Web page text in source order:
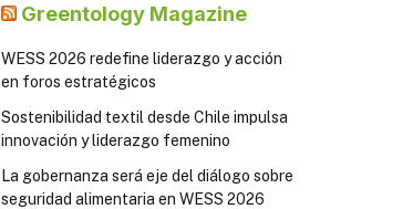
Greentology Magazine
WESS 2026 redefine liderazgo y acción
en foros estratégicos
Sostenibilidad textil desde Chile impulsa
innovación y liderazgo femenino
La gobernanza será eje del diálogo sobre
seguridad alimentaria en WESS 2026